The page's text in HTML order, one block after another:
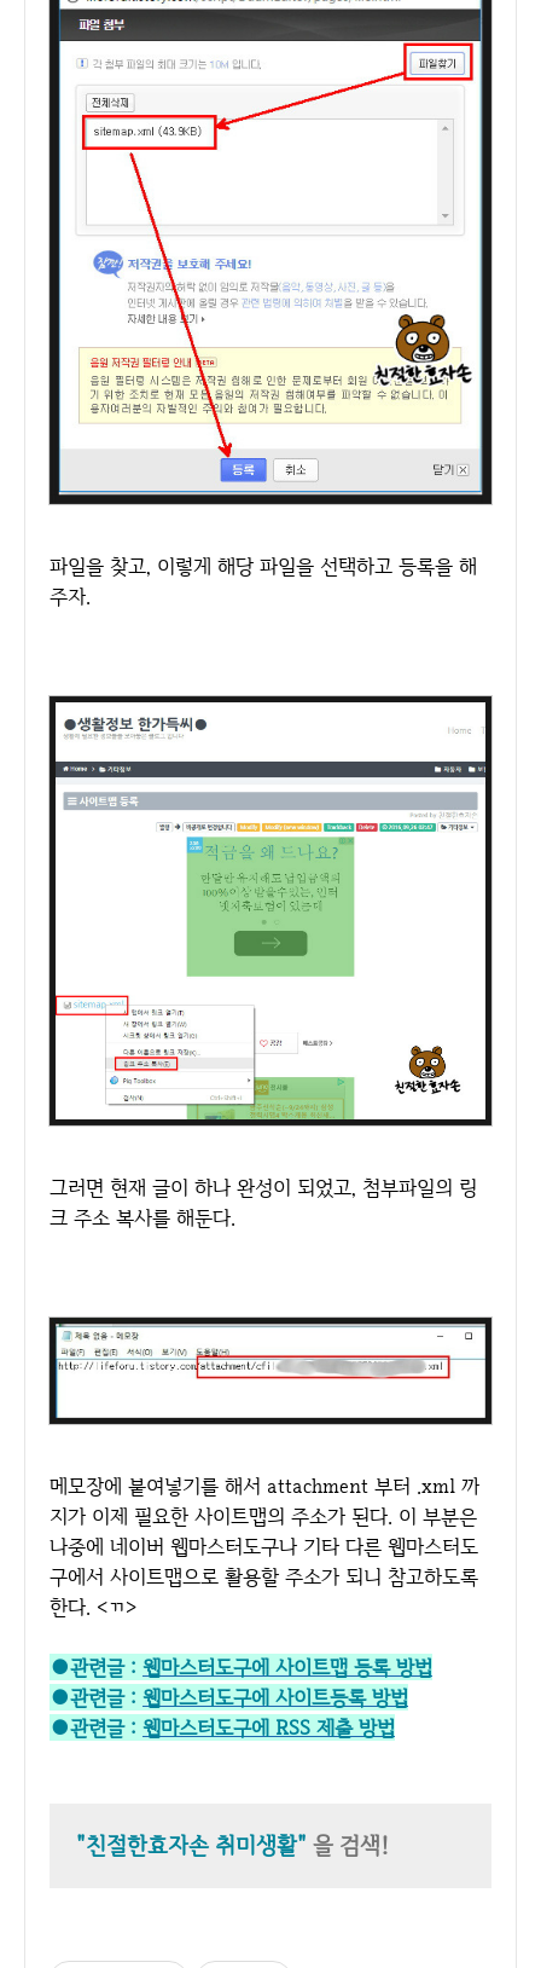
파일을 찾고, 이렇게 해당 파일을 선택하고 등록을 해
주자.
그러면 현재 글이 하나 완성이 되었고, 첨부파일의 링
크 주소 복사를 해둔다.
메모장에 붙여넣기를 해서 attachment 부터 .xml 까
지가 이제 필요한 사이트맵의 주소가 된다. 이 부분은
나중에 네이버 웹마스터도구나 기타 다른 웹마스터도
구에서 사이트맵으로 활용할 주소가 되니 참고하도록
한다. <ㄲ>
●관련글 : 웹마스터도구에 사이트맵 등록 방법
●관련글 : 웹마스터도구에 사이트등록 방법
●관련글 : 웹마스터도구에 RSS 제출 방법
"친절한효자손 취미생활" 을 검색!